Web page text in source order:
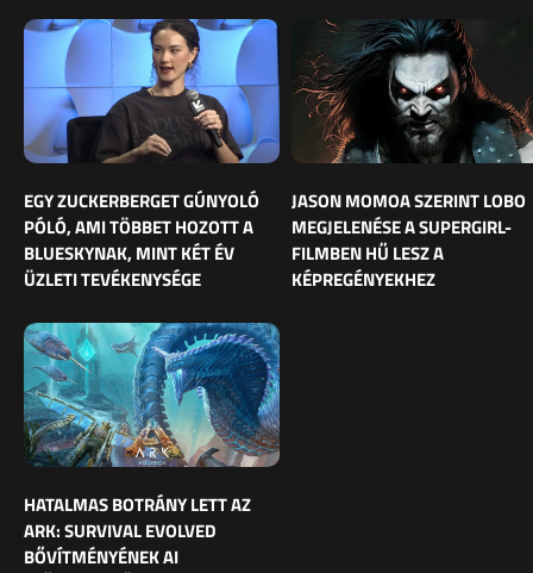
EGY ZUCKERBERGET GÚNYOLÓ
PÓLÓ, AMI TÖBBET HOZOTT A
BLUESKYNAK, MINT KÉT ÉV
ÜZLETI TEVÉKENYSÉGE
JASON MOMOA SZERINT LOBO
MEGJELENÉSE A SUPERGIRL-
FILMBEN HŰ LESZ A
KÉPREGÉNYEKHEZ
HATALMAS BOTRÁNY LETT AZ
ARK: SURVIVAL EVOLVED
BŐVÍTMÉNYÉNEK AI